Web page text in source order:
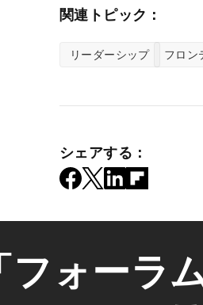
関連トピック：
リーダーシップ フロン
シェアする：
フォーラ